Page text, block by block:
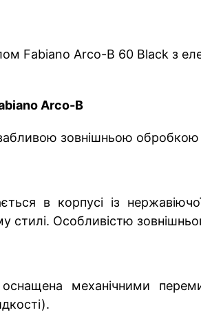
Fabiano Arco-B 60 Black з
Arco-B
зовнішньою
в корпусі із
стилі. Особливістю
механічними